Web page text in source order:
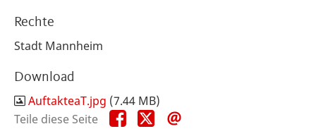
Rechte
Stadt Mannheim
Download
AuftakteaT.jpg (7.44 MB)
Teile diese Seite
Teile
diese
Teile
diese